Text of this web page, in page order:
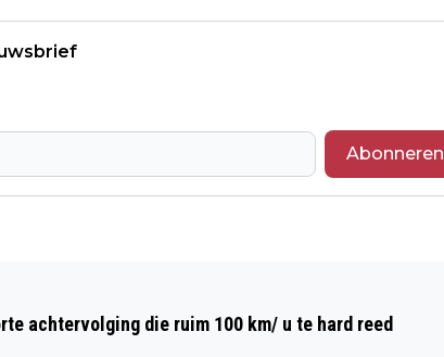
Abonneren
IN DE EREDIVISIE
achtervolging die ruim 100 km/ u te hard reed